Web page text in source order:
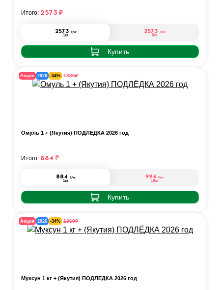
2573 ₽/кг
1кг
2573 ₽/кг
5кг
Купить
Итого: 2573 ₽
Акция 2026 -34% 1336₽
Омуль 1 + (Якутия) ПОДЛЁДКА 2026 год
884 ₽/кг
1кг
994 ₽/кг
10кг
Купить
Итого: 884 ₽
Акция 2026 -34% 1360₽
Муксун 1 кг + (Якутия) ПОДЛЁДКА 2026 год